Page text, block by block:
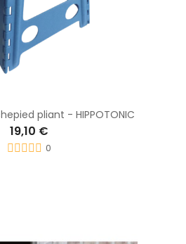
pliant - HIPPOTONIC
19,10 €
0